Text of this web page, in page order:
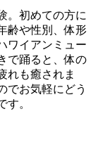
。初めての方に
齢や性別、体形
ワイアンミュー
で踊ると、体の
れも癒されま
でお気軽にどう
す。